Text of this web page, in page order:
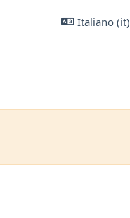
Italiano ‎(it)‎